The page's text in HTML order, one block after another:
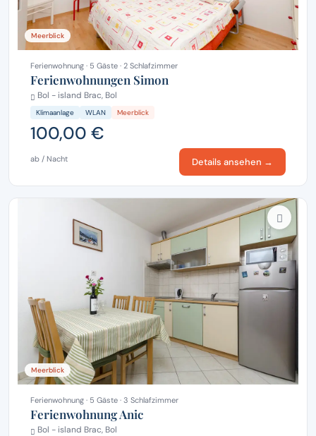
Meerblick
Ferienwohnung · 5 Gäste · 2 Schlafzimmer
Ferienwohnungen Simon
Bol - island Brac, Bol
Klimaanlage WLAN Meerblick
100,00 €
ab / Nacht Details ansehen →
Meerblick
Ferienwohnung · 5 Gäste · 3 Schlafzimmer
Ferienwohnung Anic
Bol - island Brac, Bol